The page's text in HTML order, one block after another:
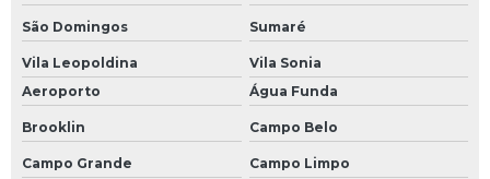
Calibração de instrumentos rbc
Calibração de manometro
Calibração de manometro digital
São Domingos Sumaré
Vila Leopoldina
Vila Sonia
Aeroporto
Água Funda
Brooklin Campo Belo
Campo Grande Campo Limpo